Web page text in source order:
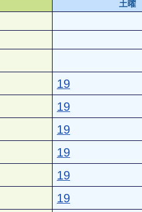
土曜
19
19
19
19
19
19